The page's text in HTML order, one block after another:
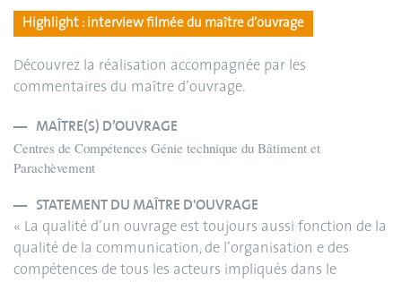
Highlight : interview filmée du maître d’ouvrage
Découvrez la réalisation accompagnée par les
commentaires du maître d’ouvrage.
MAÎTRE(S) D’OUVRAGE
Centres de Compétences Génie technique du Bâtiment et
Parachèvement
STATEMENT DU MAÎTRE D'OUVRAGE
« La qualité d’un ouvrage est toujours aussi fonction de la
qualité de la communication, de l’organisation e des
compétences de tous les acteurs impliqués dans le